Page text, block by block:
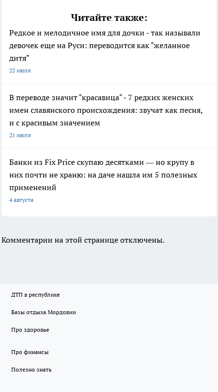
Читайте также:
Редкое и мелодичное имя для дочки - так называли
девочек еще на Руси: переводится как "желанное
дитя"
22 июля
В переводе значит "красавица" - 7 редких женских
имен славянского происхождения: звучат как песня,
и с красивым значением
21 июля
Банки из Fix Price скупаю десятками — но крупу в
них почти не храню: на даче нашла им 5 полезных
применений
4 августа
Комментарии на этой странице отключены.
ДТП в республике
Базы отдыха Мордовии
Про здоровье
Про финансы
Полезно знать